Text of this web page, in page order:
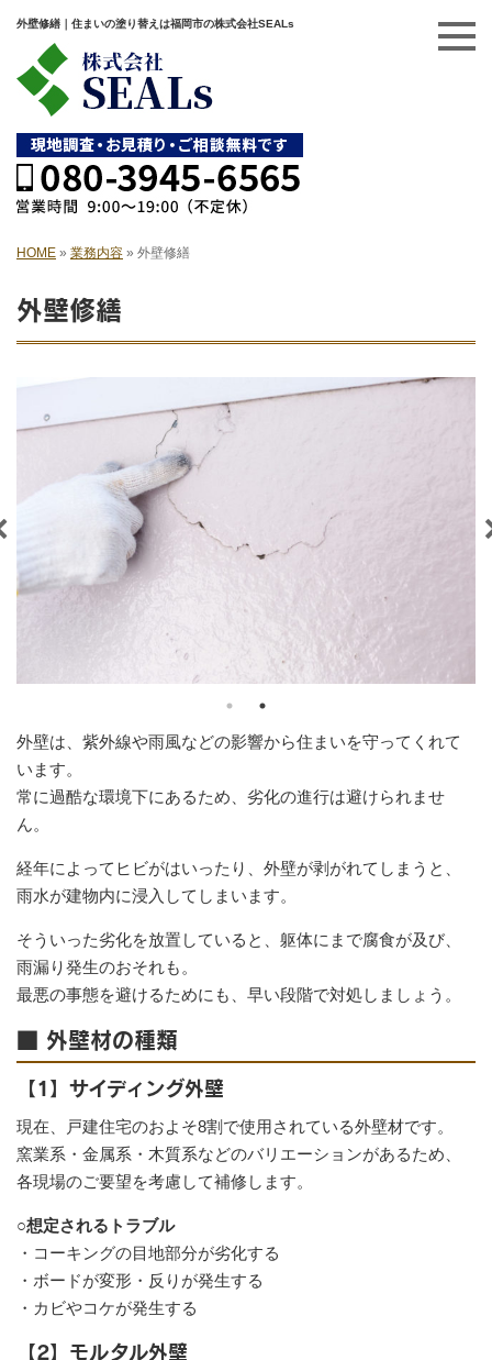
外壁修繕｜住まいの塗り替えは福岡市の株式会社SEALs
HOME » 業務内容 » 外壁修繕
外壁修繕
外壁は、紫外線や雨風などの影響から住まいを守ってくれて
います。
常に過酷な環境下にあるため、劣化の進行は避けられませ
ん。
経年によってヒビがはいったり、外壁が剥がれてしまうと、
雨水が建物内に浸入してしまいます。
そういった劣化を放置していると、躯体にまで腐食が及び、
雨漏り発生のおそれも。
最悪の事態を避けるためにも、早い段階で対処しましょう。
■ 外壁材の種類
【1】サイディング外壁
現在、戸建住宅のおよそ8割で使用されている外壁材です。
窯業系・金属系・木質系などのバリエーションがあるため、
各現場のご要望を考慮して補修します。
○想定されるトラブル
・コーキングの目地部分が劣化する
・ボードが変形・反りが発生する
・カビやコケが発生する
【2】モルタル外壁